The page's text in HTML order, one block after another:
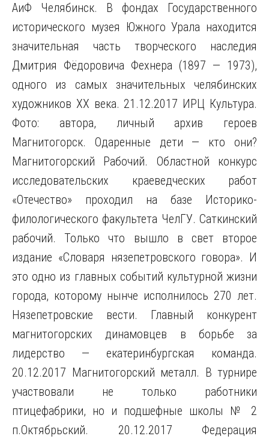
АиФ Челябинск. В фондах Государственного
исторического музея Южного Урала находится
значительная часть творческого наследия
Дмитрия Фёдоровича Фехнера (1897 — 1973),
одного из самых значительных челябинских
художников ХХ века. 21.12.2017 ИРЦ Культура.
Фото: автора, личный архив героев
Магнитогорск. Одаренные дети — кто они?
Магнитогорский Рабочий. Областной конкурс
исследовательских краеведческих работ
«Отечество» проходил на базе Историко-
филологического факультета ЧелГУ. Саткинский
рабочий. Только что вышло в свет второе
издание «Словаря нязепетровского говора». И
это одно из главных событий культурной жизни
города, которому нынче исполнилось 270 лет.
Нязепетровские вести. Главный конкурент
магнитогорских динамовцев в борьбе за
лидерство — екатеринбургская команда.
20.12.2017 Магнитогорский металл. В турнире
участвовали не только работники
птицефабрики, но и подшефные школы № 2
п.Октябрьский. 20.12.2017 Федерация